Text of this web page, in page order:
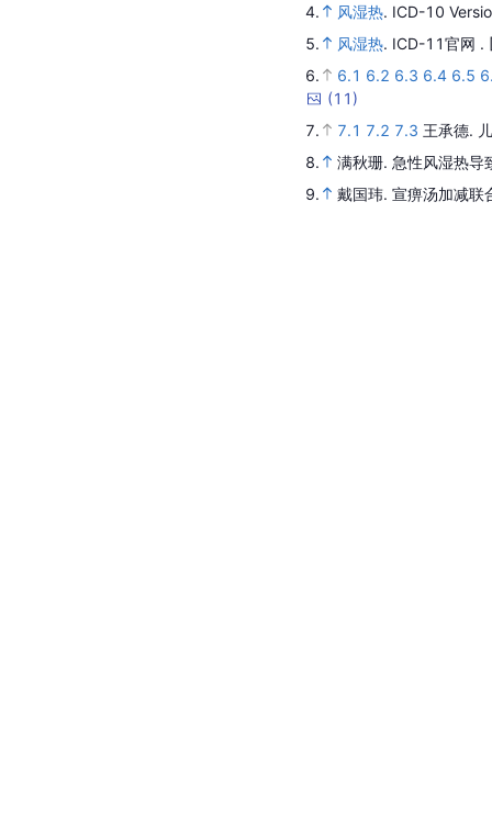
4.
风湿热. ICD-10
5.
风湿热. ICD-11官网 .
6.
6.1 6.2 6.3 6.4 6.5
(11 )
7.
7.1 7.2 7.3 王承德.
8.
满秋珊. 急性风湿热导
9.
戴国玮. 宣痹汤加减联